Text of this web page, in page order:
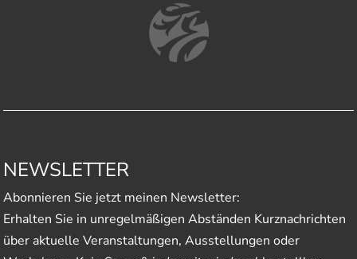
NEWSLETTER
Abonnieren Sie jetzt meinen Newsletter:
Erhalten Sie in unregelmäßigen Abständen Kurznachrichten
über aktuelle Veranstaltungen, Ausstellungen oder